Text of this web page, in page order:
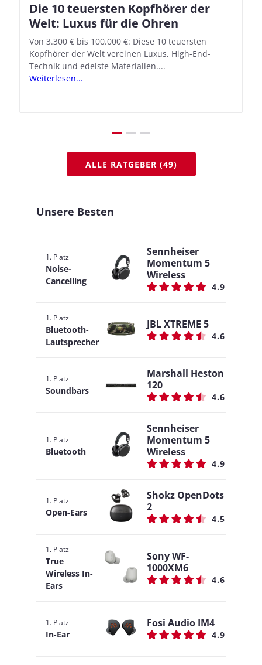
Die 10 teuersten Kopfhörer der
Welt: Luxus für die Ohren
Von 3.300 € bis 100.000 €: Diese 10 teuersten
Kopfhörer der Welt vereinen Luxus, High-End-
Technik und edelste Materialien....
Weiterlesen...
Apple AirPods Pro 2 und iOS 18.1:
So richtet ihr das neue Hörgeräte-
Feature ein
Mit iOS 18.1 und den AirPods Pro 2 verwandelt
Apple seine In-Ear-Kopfhörer in kostengünstige
Hörhilfen. In wenigen Schritten...
ALLE RATGEBER (49)
Unsere Besten
1. Platz
Noise-
Cancelling
Sennheiser
Momentum 5
Wireless
4.9
1. Platz
Bluetooth-
Lautsprecher
JBL XTREME 5
4.6
1. Platz
Soundbars
Marshall Heston
120
4.6
1. Platz
Bluetooth
Sennheiser
Momentum 5
Wireless
4.9
1. Platz
Open-Ears
Shokz OpenDots
2
4.5
1. Platz
True
Wireless In-
Ears
Sony WF-
1000XM6
4.6
1. Platz
In-Ear
Fosi Audio IM4
4.9